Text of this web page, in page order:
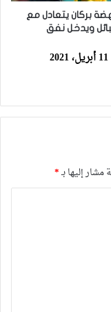
بركان يتعادل مع
ويدخل نفق
مشار إليها بـ*